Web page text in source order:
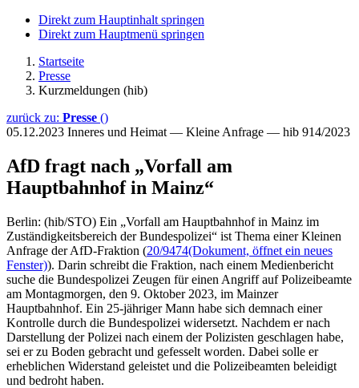
Direkt zum Hauptinhalt springen
Direkt zum Hauptmenü springen
Startseite
Presse
Kurzmeldungen (hib)
zurück zu: Presse ()
05.12.2023 Inneres und Heimat — Kleine Anfrage — hib 914/2023
AfD fragt nach „Vorfall am
Hauptbahnhof in Mainz“
Berlin: (hib/STO) Ein „Vorfall am Hauptbahnhof in Mainz im
Zuständigkeitsbereich der Bundespolizei“ ist Thema einer Kleinen
Anfrage der AfD-Fraktion (20/9474(Dokument, öffnet ein neues
Fenster)). Darin schreibt die Fraktion, nach einem Medienbericht
suche die Bundespolizei Zeugen für einen Angriff auf Polizeibeamte
am Montagmorgen, den 9. Oktober 2023, im Mainzer
Hauptbahnhof. Ein 25-jähriger Mann habe sich demnach einer
Kontrolle durch die Bundespolizei widersetzt. Nachdem er nach
Darstellung der Polizei nach einem der Polizisten geschlagen habe,
sei er zu Boden gebracht und gefesselt worden. Dabei solle er
erheblichen Widerstand geleistet und die Polizeibeamten beleidigt
und bedroht haben.